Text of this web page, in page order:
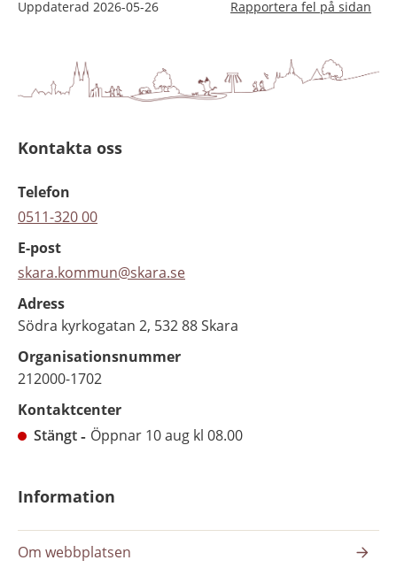
Uppdaterad 2026-05-26 Rapportera fel på sidan
Kontakta oss
Telefon
0511-320 00
E-post
skara.kommun@skara.se
Adress
Södra kyrkogatan 2, 532 88 Skara
Organisationsnummer
212000-1702
Kontaktcenter
Stängt
Öppnar 10 aug kl 08.00
Information
Om webbplatsen